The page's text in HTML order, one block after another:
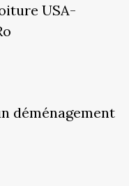
USA-
déménagement